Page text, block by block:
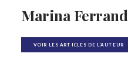
Marina Ferrand
VOIR LES ARTICLES DE L'AUTEUR